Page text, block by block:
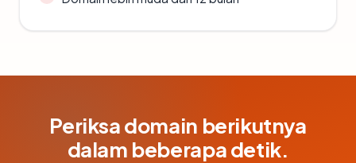
Periksa domain berikutnya
dalam beberapa detik.